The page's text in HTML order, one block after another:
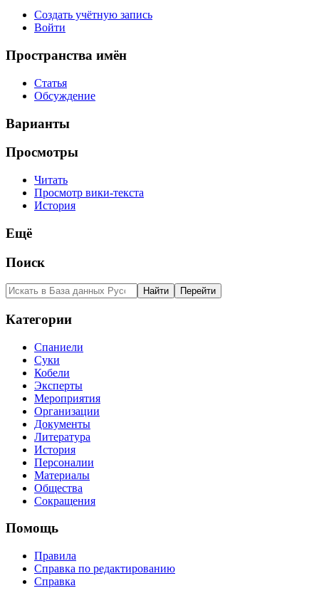
Создать учётную запись
Войти
Пространства имён
Статья
Обсуждение
Варианты
Просмотры
Читать
Просмотр вики-текста
История
Ещё
Поиск
Категории
Спаниели
Суки
Кобели
Эксперты
Мероприятия
Организации
Документы
Литература
История
Персоналии
Материалы
Общества
Сокращения
Помощь
Правила
Справка по редактированию
Справка